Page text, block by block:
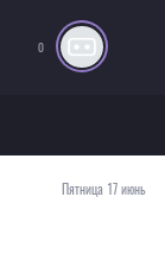
0
Пятница 17 июнь